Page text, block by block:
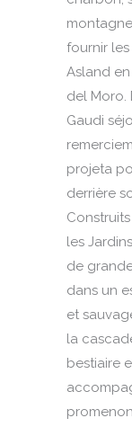
fournir
Asland
del Moro.
Gaudi
projeta
derrière
les
de
dans un
et
la
bestiaire